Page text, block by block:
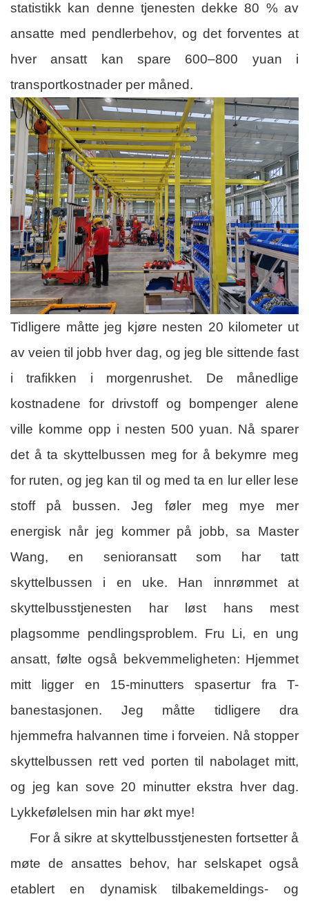
statistikk kan denne tjenesten dekke 80 % av
ansatte med pendlerbehov, og det forventes at
hver ansatt kan spare 600–800 yuan i
transportkostnader per måned.
Tidligere måtte jeg kjøre nesten 20 kilometer ut
av veien til jobb hver dag, og jeg ble sittende fast
i trafikken i morgenrushet. De månedlige
kostnadene for drivstoff og bompenger alene
ville komme opp i nesten 500 yuan. Nå sparer
det å ta skyttelbussen meg for å bekymre meg
for ruten, og jeg kan til og med ta en lur eller lese
stoff på bussen. Jeg føler meg mye mer
energisk når jeg kommer på jobb, sa Master
Wang, en senioransatt som har tatt
skyttelbussen i en uke. Han innrømmet at
skyttelbusstjenesten har løst hans mest
plagsomme pendlingsproblem. Fru Li, en ung
ansatt, følte også bekvemmeligheten: Hjemmet
mitt ligger en 15-minutters spasertur fra T-
banestasjonen. Jeg måtte tidligere dra
hjemmefra halvannen time i forveien. Nå stopper
skyttelbussen rett ved porten til nabolaget mitt,
og jeg kan sove 20 minutter ekstra hver dag.
Lykkefølelsen min har økt mye!
For å sikre at skyttelbusstjenesten fortsetter å
møte de ansattes behov, har selskapet også
etablert en dynamisk tilbakemeldings- og